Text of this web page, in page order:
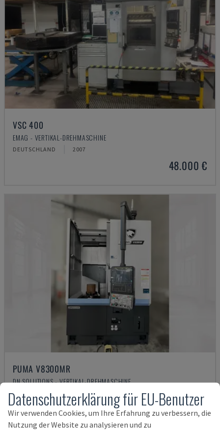
VSC 400
EMAG - VERTIKAL-DREHMASCHINE
DEUTSCHLAND 2007
48.000 €
PUMA V8300MR
DN SOLUTIONS - VERTIKAL-DREHMASCHINE
DEUTSCHLAND 2023
150.000 €
Datenschutzerklärung für EU-Benutzer
Wir verwenden Cookies, um Ihre Erfahrung zu verbessern, die
Nutzung der Website zu analysieren und zu